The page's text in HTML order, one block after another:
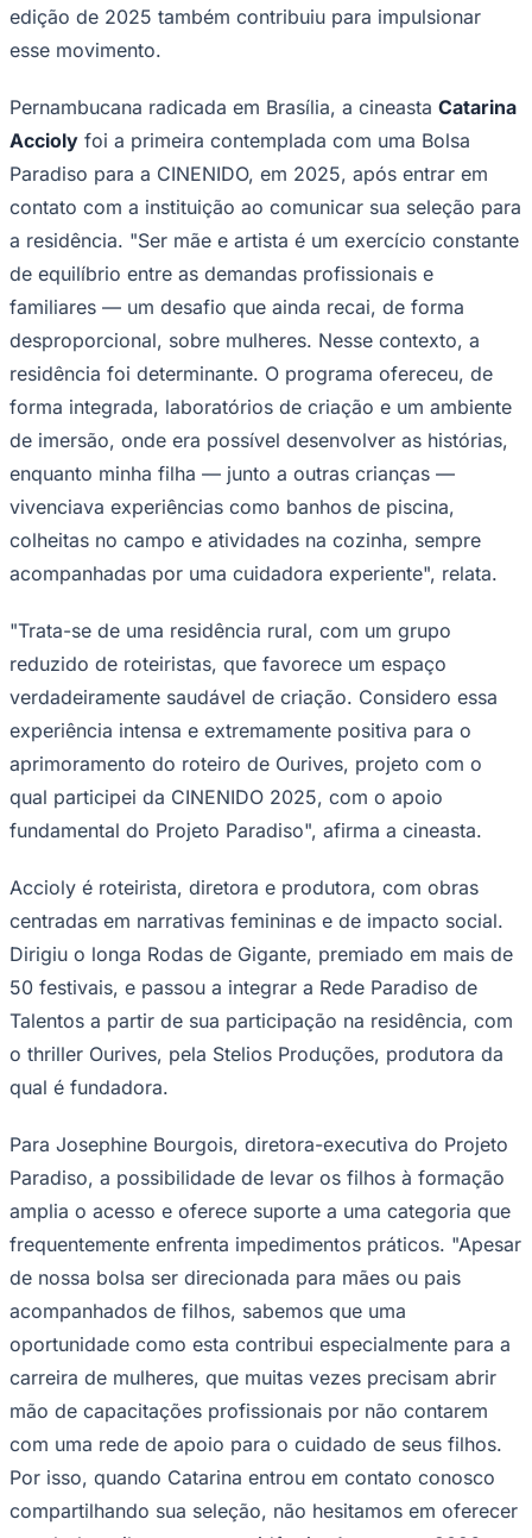
Times - Ir direto
Corinthians
Palmeiras
edição de 2025 também contribuiu para impulsionar
esse movimento.
Pernambucana radicada em Brasília, a cineasta Catarina
Accioly foi a primeira contemplada com uma Bolsa
Paradiso para a CINENIDO, em 2025, após entrar em
contato com a instituição ao comunicar sua seleção para
a residência. "Ser mãe e artista é um exercício constante
de equilíbrio entre as demandas profissionais e
familiares — um desafio que ainda recai, de forma
desproporcional, sobre mulheres. Nesse contexto, a
residência foi determinante. O programa ofereceu, de
forma integrada, laboratórios de criação e um ambiente
de imersão, onde era possível desenvolver as histórias,
enquanto minha filha — junto a outras crianças —
vivenciava experiências como banhos de piscina,
colheitas no campo e atividades na cozinha, sempre
acompanhadas por uma cuidadora experiente", relata.
"Trata-se de uma residência rural, com um grupo
reduzido de roteiristas, que favorece um espaço
verdadeiramente saudável de criação. Considero essa
experiência intensa e extremamente positiva para o
aprimoramento do roteiro de Ourives, projeto com o
qual participei da CINENIDO 2025, com o apoio
fundamental do Projeto Paradiso", afirma a cineasta.
Accioly é roteirista, diretora e produtora, com obras
centradas em narrativas femininas e de impacto social.
Dirigiu o longa Rodas de Gigante, premiado em mais de
50 festivais, e passou a integrar a Rede Paradiso de
Talentos a partir de sua participação na residência, com
o thriller Ourives, pela Stelios Produções, produtora da
qual é fundadora.
Para Josephine Bourgois, diretora-executiva do Projeto
Paradiso, a possibilidade de levar os filhos à formação
amplia o acesso e oferece suporte a uma categoria que
frequentemente enfrenta impedimentos práticos. "Apesar
de nossa bolsa ser direcionada para mães ou pais
acompanhados de filhos, sabemos que uma
oportunidade como esta contribui especialmente para a
carreira de mulheres, que muitas vezes precisam abrir
mão de capacitações profissionais por não contarem
com uma rede de apoio para o cuidado de seus filhos.
Por isso, quando Catarina entrou em contato conosco
compartilhando sua seleção, não hesitamos em oferecer